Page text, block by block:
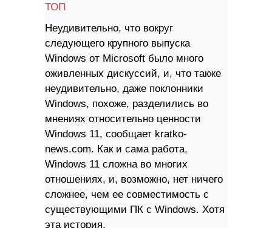
ТОП
Неудивительно, что вокруг
следующего крупного выпуска
Windows от Microsoft было много
оживленных дискуссий, и, что также
неудивительно, даже поклонники
Windows, похоже, разделились во
мнениях относительно ценности
Windows 11, сообщает kratko-
news.com. Как и сама работа,
Windows 11 сложна во многих
отношениях, и, возможно, нет ничего
сложнее, чем ее совместимость с
существующими ПК с Windows. Хотя
эта история,